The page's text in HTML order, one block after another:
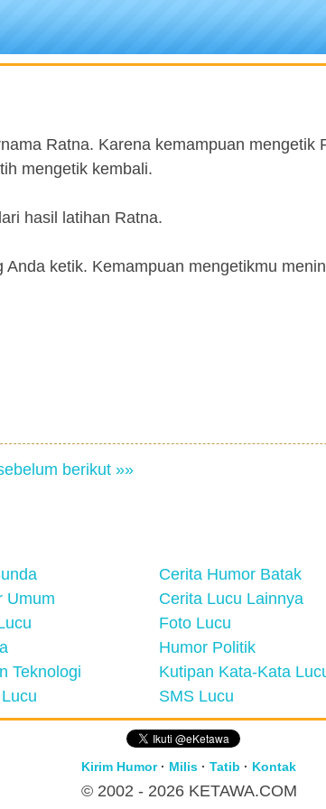
Ratna. Karena kemampuan mengetik
mengetik kembali.
hasil latihan Ratna.
ketik. Kemampuan mengetikmu
berikut »»
Cerita Humor Batak
Umum Cerita Lucu Lainnya
Foto Lucu
Humor Politik
Teknologi Kutipan Kata-Kata
SMS Lucu
Kirim Humor· Milis · Tatib · Kontak
© 2002 - 2026 KETAWA.COM